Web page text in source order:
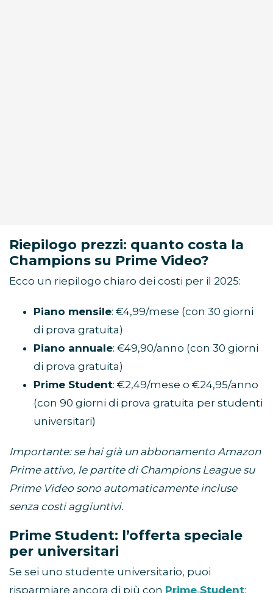
Riepilogo prezzi: quanto costa la
Champions su Prime Video?
Ecco un riepilogo chiaro dei costi per il 2025:
Piano mensile: €4,99/mese (con 30 giorni
di prova gratuita)
Piano annuale: €49,90/anno (con 30 giorni
di prova gratuita)
Prime Student: €2,49/mese o €24,95/anno
(con 90 giorni di prova gratuita per studenti
universitari)
Importante: se hai già un abbonamento Amazon
Prime attivo, le partite di Champions League su
Prime Video sono automaticamente incluse
senza costi aggiuntivi.
Prime Student: l’offerta speciale
per universitari
Se sei uno studente universitario, puoi
risparmiare ancora di più con Prime Student: